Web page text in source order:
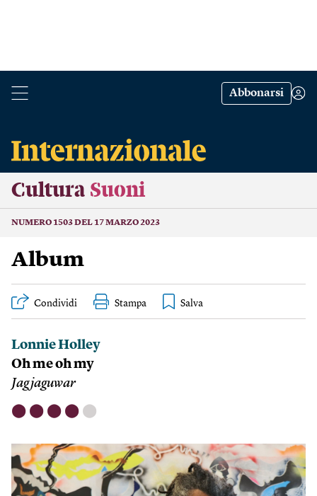
Abbonarsi
Cultura Suoni
NUMERO 1503 DEL 17 MARZO 2023
Album
Condividi Stampa
Lonnie Holley
Oh me oh my
Jagjaguwar
⬤ ⬤ ⬤ ⬤ ⬤